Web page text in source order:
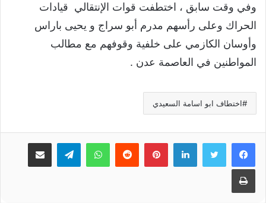
وفي وقت سابق ، اختطفت قوات الإنتقالي قيادات
الحراك وعلى رأسهم مدرم أبو سراج و يحيى باراس
وأوسان الكازمي على خلفية وقوفهم مع مطالب
المواطنين في العاصمة عدن .
اختطاف ابو اسامة السعيدي
لينكدإنبينتيريست واتسابتيلقرام مشاركة عبر البريد
طباعة